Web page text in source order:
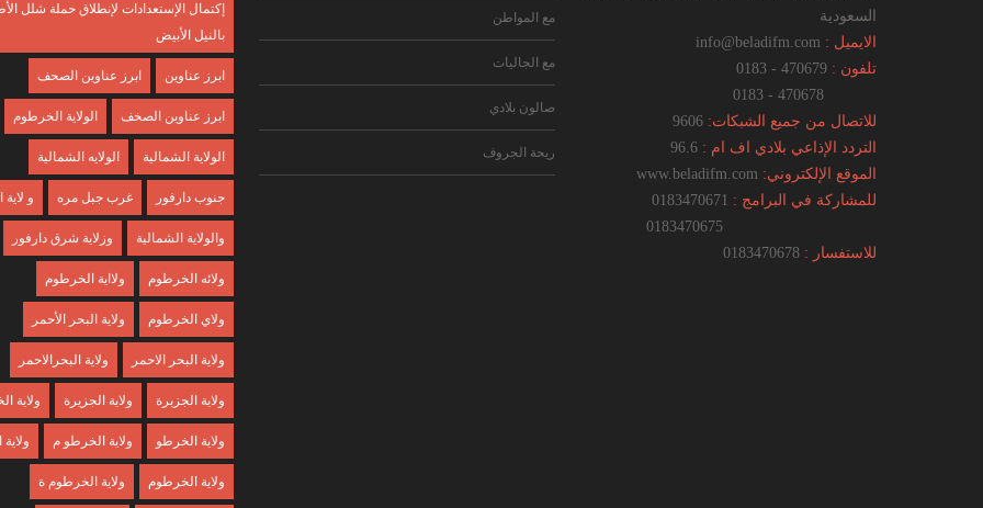
السعودية
الايميل :
تلفون :
للاتصال من جميع الشبكات:
التردد الإذاعي بلادي اف ام :
الموقع الإلكتروني:
للمشاركة في البرامج :
للاستفسار :
مع المواطن
مع الجاليات
صالون بلادي
ريحة الجروف
إكتمال الإستعدادات لإنطلاق حملة شلل
بالنيل الأبيض
ابرز عناوين ابرز عناوين الصحف
ابرز عناوين الصخف الولاية الخرطوم
الولاية الشمالية الولايه الشمالية
جنوب دارفور غرب جبل مره و
والولاية الشمالية وزلاية شرق دارفور
ولائه الخرطوم ولااية الخرطوم
ولاي الخرطوم ولاية البحر الأحمر
ولاية البحر الاحمر ولاية البحرالاحمر
ولاية الجزبرة ولاية الجزيرة ولاية
ولاية الخرطو ولاية الخرطو م
ولاية الخرطوم ولاية الخرطوم ة